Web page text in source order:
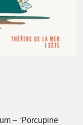
– ‘Porcupine